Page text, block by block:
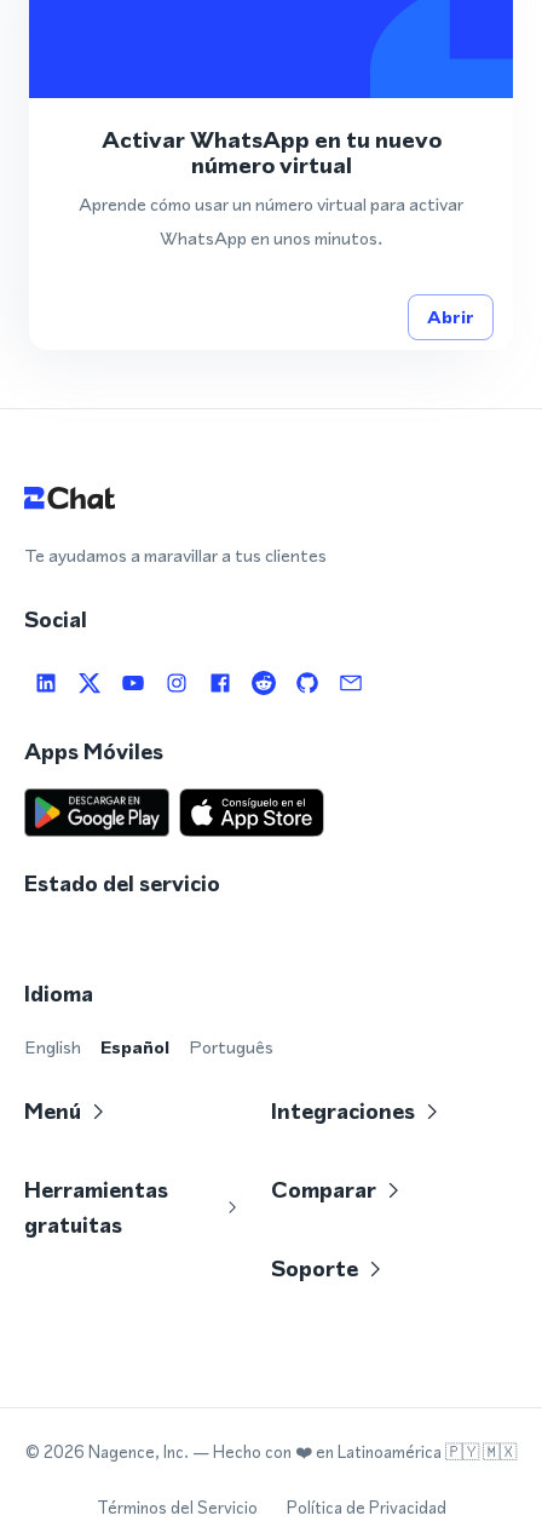
Activar WhatsApp en tu nuevo
número virtual
Aprende cómo usar un número virtual para activar
WhatsApp en unos minutos.
Abrir
Te ayudamos a maravillar a tus clientes
Social
Apps Móviles
Estado del servicio
Idioma
English Español Português
Menú Integraciones
Herramientas
gratuitas
Comparar
Soporte
© 2026 Nagence, Inc. — Hecho con ❤️ en Latinoamérica 🇵🇾 🇲🇽
Términos del Servicio Política de Privacidad